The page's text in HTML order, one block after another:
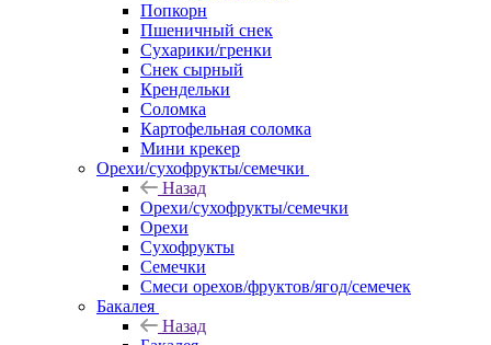
Попкорн
Пшеничный снек
Сухарики/гренки
Снек сырный
Крендельки
Соломка
Картофельная соломка
Мини крекер
Орехи/сухофрукты/семечки
Назад
Орехи/сухофрукты/семечки
Орехи
Сухофрукты
Семечки
Смеси орехов/фруктов/ягод/семечек
Бакалея
Назад